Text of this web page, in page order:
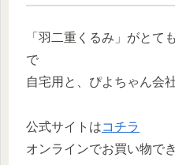
「羽二重くるみ」がとて
で
自宅用と、ぴよちゃん会
公式サイトはコチラ
オンラインでお買い物でき